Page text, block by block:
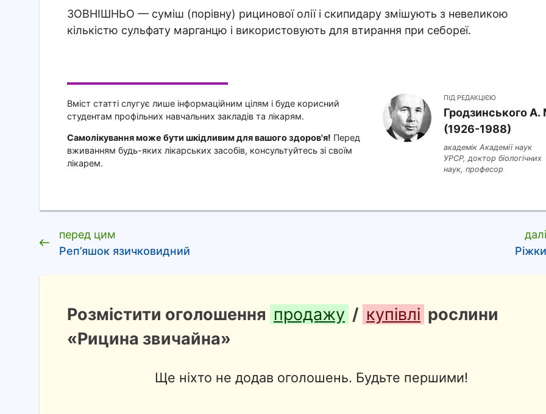
ЗОВНІШНЬО — суміш (порівну) рицинової олії і скипидару змішують з невеликою
кількістю сульфату марганцю і використовують для втирання при себореї.
Вміст статті слугує лише інформаційним цілям і буде корисний
студентам профільних навчальних закладів та лікарям.
Самолікування може бути шкідливим для вашого здоров'я! Перед
вживанням будь-яких лікарських засобів, консультуйтесь зі своїм
лікарем.
ПІД РЕДАКЦІЄЮ
Гродзинського A.
(1926-1988)
академік Академії наук
УРСР, доктор біологічних
наук, професор
перед цим
Реп’яшок язичковидний
далі
Ріжки
Розмістити оголошення продажу / купівлі рослини
«Рицина звичайна»
Ще ніхто не додав оголошень. Будьте першими!